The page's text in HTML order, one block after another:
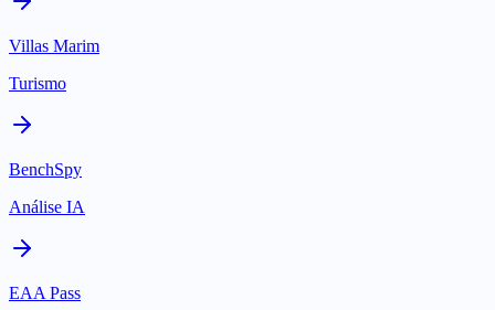
Villas Marim
Turismo
BenchSpy
Análise IA
EAA Pass